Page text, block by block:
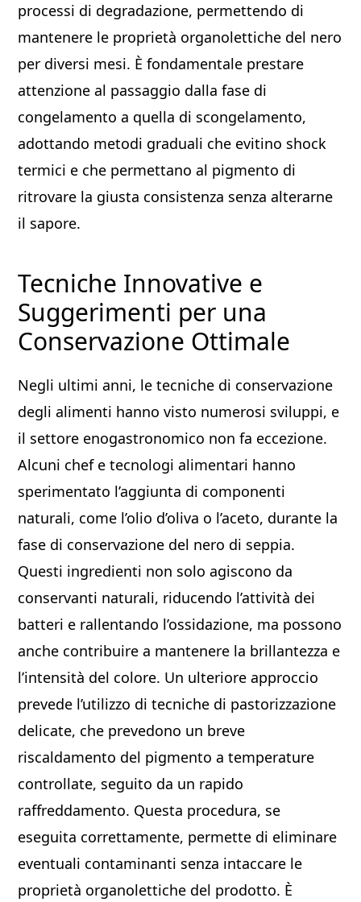
processi di degradazione, permettendo di
mantenere le proprietà organolettiche del nero
per diversi mesi. È fondamentale prestare
attenzione al passaggio dalla fase di
congelamento a quella di scongelamento,
adottando metodi graduali che evitino shock
termici e che permettano al pigmento di
ritrovare la giusta consistenza senza alterarne
il sapore.
Tecniche Innovative e
Suggerimenti per una
Conservazione Ottimale
Negli ultimi anni, le tecniche di conservazione
degli alimenti hanno visto numerosi sviluppi, e
il settore enogastronomico non fa eccezione.
Alcuni chef e tecnologi alimentari hanno
sperimentato l’aggiunta di componenti
naturali, come l’olio d’oliva o l’aceto, durante la
fase di conservazione del nero di seppia.
Questi ingredienti non solo agiscono da
conservanti naturali, riducendo l’attività dei
batteri e rallentando l’ossidazione, ma possono
anche contribuire a mantenere la brillantezza e
l’intensità del colore. Un ulteriore approccio
prevede l’utilizzo di tecniche di pastorizzazione
delicate, che prevedono un breve
riscaldamento del pigmento a temperature
controllate, seguito da un rapido
raffreddamento. Questa procedura, se
eseguita correttamente, permette di eliminare
eventuali contaminanti senza intaccare le
proprietà organolettiche del prodotto. È